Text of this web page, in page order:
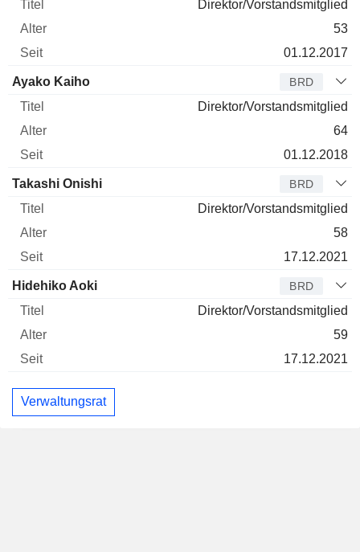
Direktor/Vorstandsmitglied
53
01.12.2017
Ayako Kaiho BRD
Direktor/Vorstandsmitglied
64
01.12.2018
Takashi Onishi BRD
Direktor/Vorstandsmitglied
58
17.12.2021
Hidehiko Aoki BRD
Direktor/Vorstandsmitglied
59
17.12.2021
Verwaltungsrat